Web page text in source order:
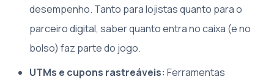
desempenho. Tanto para lojistas quanto para o
parceiro digital, saber quanto entra no caixa (e no
bolso) faz parte do jogo.
UTMs e cupons rastreáveis: Ferramentas